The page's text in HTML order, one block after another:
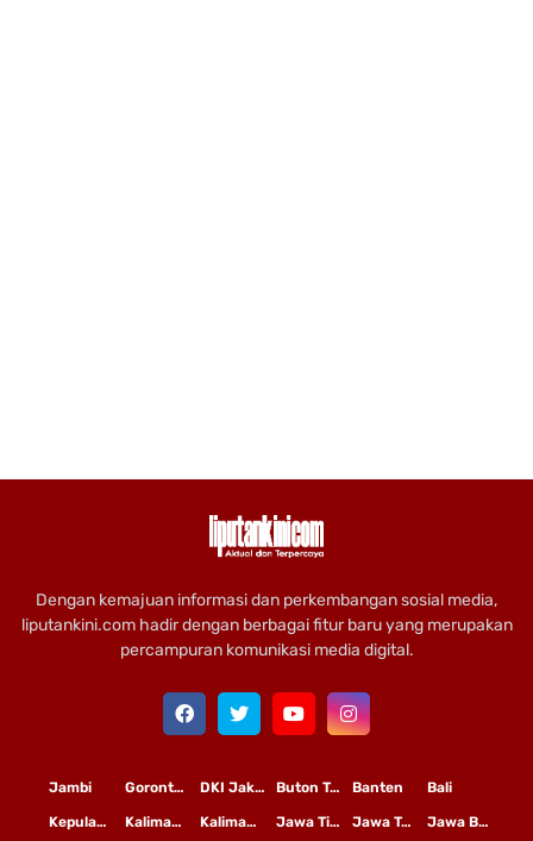
Dengan kemajuan informasi dan perkembangan sosial media,
liputankini.com hadir dengan berbagai fitur baru yang merupakan
percampuran komunikasi media digital.
Bali
Banten
Buton Tengah
DKI Jakarta
Gorontalo
Jambi
Jawa Barat
Jawa Tengah
Jawa Timur
Kalimantan Tengah
Kalimantan Timur
Kepulauan Riau